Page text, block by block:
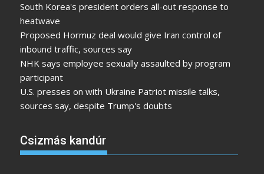
South Korea's president orders all-out response to
heatwave
Proposed Hormuz deal would give Iran control of
inbound traffic, sources say
NHK says employee sexually assaulted by program
participant
U.S. presses on with Ukraine Patriot missile talks,
sources say, despite Trump's doubts
Csizmás kandúr